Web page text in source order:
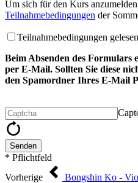
Um sich für den Kurs
Teilnahmebedingungen der
Teilnahmebedingungen
Beim Absenden des Formulars
per E-Mail. Sollten Sie diese
den Spamordner Ihres E-Mail
Senden
* Pflichtfeld
Vorherige
Bongshin Ko -